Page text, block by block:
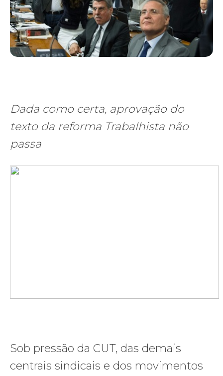
Dada como certa, aprovação do
texto da reforma Trabalhista não
passa
Sob pressão da CUT, das demais
centrais sindicais e dos movimentos